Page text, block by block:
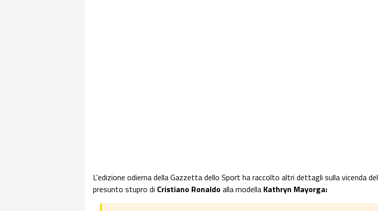
L'edizione odierna della Gazzetta dello Sport ha raccolto altri dettagli sulla vicenda del
presunto stupro di Cristiano Ronaldoalla modella Kathryn Mayorga: